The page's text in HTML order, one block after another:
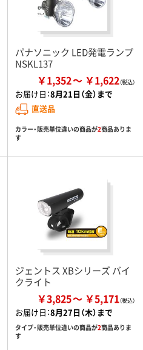
パナソニック LED発電ランプ
NSKL137
￥1,352 ￥1,622
お届け日：8月21日（金）まで
直送品
カラー・販売単位違いの商品が2商品ありま
す
ジェントス XBシリーズ バイ
クライト
￥3,825 ￥5,171
お届け日：8月27日（木）まで
タイプ・販売単位違いの商品が2商品ありま
す